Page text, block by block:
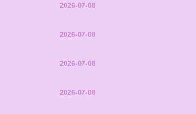
2026-07-08
2026-07-08
2026-07-08
2026-07-08